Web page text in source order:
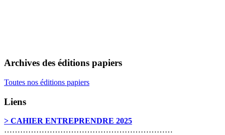
Archives des éditions papiers
Toutes nos éditions papiers
Liens
> CAHIER ENTREPRENDRE 2025
………………………………………………………